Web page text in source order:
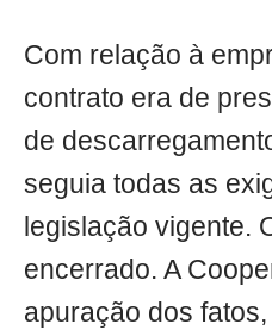
Com relação à
contrato era de
de
seguia todas as
legislação vigente.
encerrado. A
apuração dos